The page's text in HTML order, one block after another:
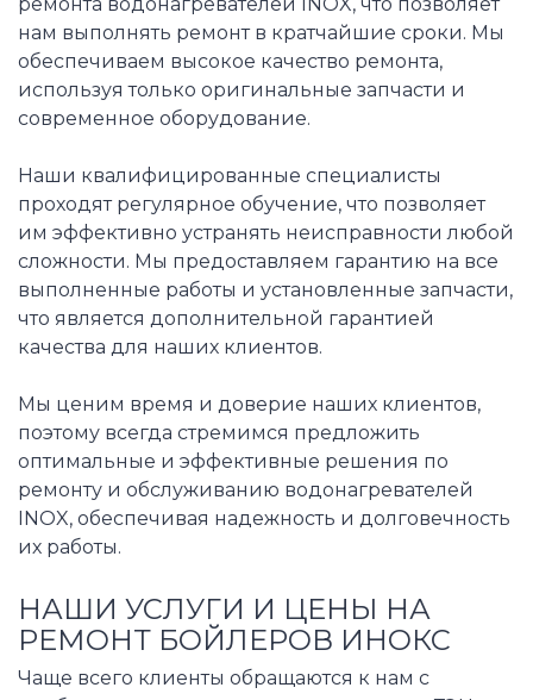
нам выполнять ремонт в кратчайшие сроки. Мы
обеспечиваем высокое качество ремонта,
используя только оригинальные запчасти и
современное оборудование.
Наши квалифицированные специалисты
проходят регулярное обучение, что позволяет
им эффективно устранять неисправности любой
сложности. Мы предоставляем гарантию на все
выполненные работы и установленные запчасти,
что является дополнительной гарантией
качества для наших клиентов.
Мы ценим время и доверие наших клиентов,
поэтому всегда стремимся предложить
оптимальные и эффективные решения по
ремонту и обслуживанию водонагревателей
INOX, обеспечивая надежность и долговечность
их работы.
НАШИ УСЛУГИ И ЦЕНЫ НА
РЕМОНТ БОЙЛЕРОВ ИНОКС
Чаще всего клиенты обращаются к нам с